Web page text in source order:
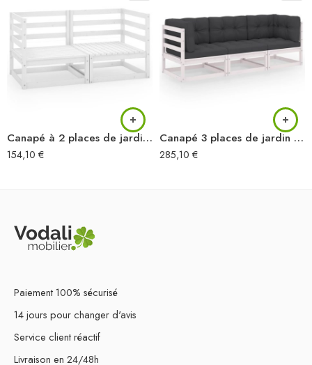
Canapé à 2 places de jardin Blanc Bois de pin solide
154,10 €
Canapé 3 places de jardin avec coussins Bois de pin massif
285,10 €
Paiement 100% sécurisé
14 jours pour changer d'avis
Service client réactif
Livraison en 24/48h